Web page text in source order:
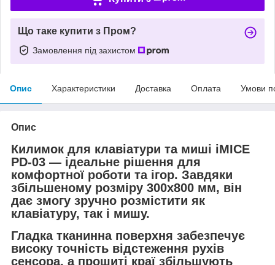
Що таке купити з Пром?
Замовлення під захистом
Опис Характеристики Доставка Оплата Умови
Опис
Килимок для клавіатури та миші iMICE
PD-03 — ідеальне рішення для
комфортної роботи та ігор. Завдяки
збільшеному розміру 300х800 мм, він
дає змогу зручно розмістити як
клавіатуру, так і мишу.
Гладка тканинна поверхня забезпечує
високу точність відстеження рухів
сенсора, а прошиті краї збільшують